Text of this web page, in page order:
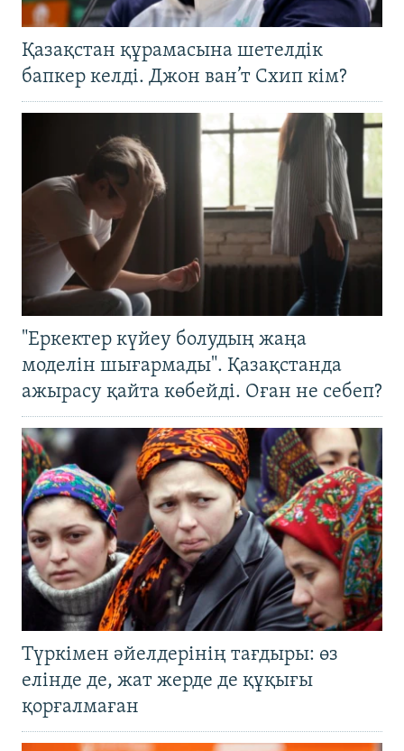
Қазақстан құрамасына шетелдік
бапкер келді. Джон ван’т Схип кім?
"Еркектер күйеу болудың жаңа
моделін шығармады". Қазақстанда
ажырасу қайта көбейді. Оған не себеп?
Түркімен әйелдерінің тағдыры: өз
елінде де, жат жерде де құқығы
қорғалмаған